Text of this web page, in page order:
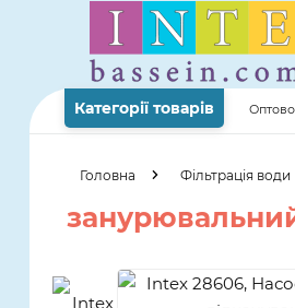
Категорії товарів
Головна Фільтрація води